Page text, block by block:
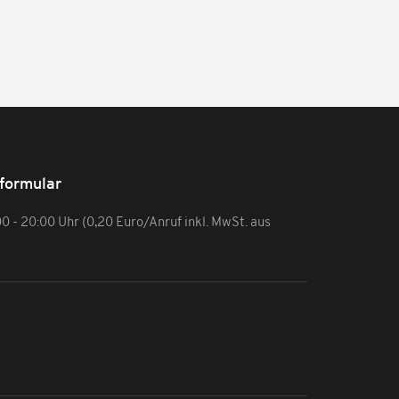
- 20:00 Uhr (0,20 Euro/Anruf inkl. MwSt. aus